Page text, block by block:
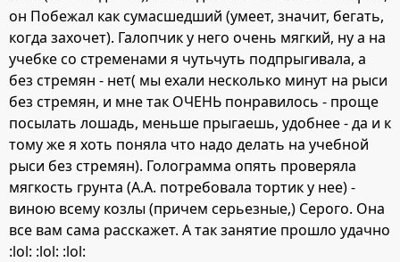
он Побежал как сумасшедший (умеет, значит, бегать,
когда захочет). Галопчик у него очень мягкий, ну а на
учебке со стременами я чутьчуть подпрыгивала, а
без стремян - нет( мы ехали несколько минут на рыси
без стремян, и мне так ОЧЕНЬ понравилось - проще
посылать лошадь, меньше прыгаешь, удобнее - да и к
тому же я хоть поняла что надо делать на учебной
рыси без стремян). Голограмма опять проверяла
мягкость грунта (А.А. потребовала тортик у нее) -
виною всему козлы (причем серьезные,) Серого. Она
все вам сама расскажет. А так занятие прошло удачно
:lol: :lol: :lol: